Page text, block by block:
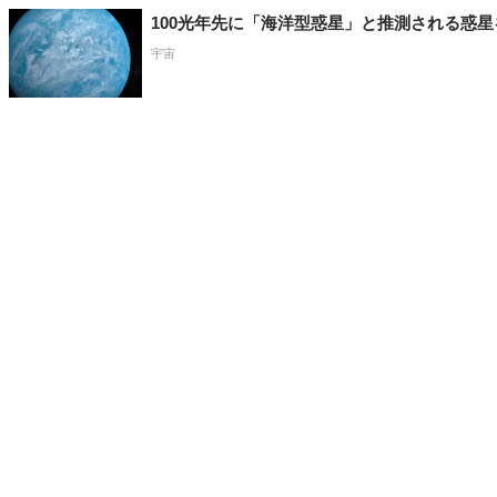
100光年先に「海洋型惑星」と推測される惑星
宇宙